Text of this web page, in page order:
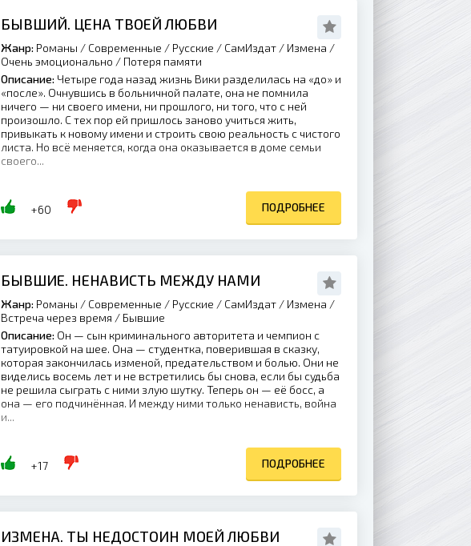
БЫВШИЙ. ЦЕНА ТВОЕЙ ЛЮБВИ
Жанр: Романы / Современные / Русские / СамИздат / Измена /
Очень эмоционально / Потеря памяти
Описание: Четыре года назад жизнь Вики разделилась на «до» и
«после». Очнувшись в больничной палате, она не помнила
ничего — ни своего имени, ни прошлого, ни того, что с ней
произошло. С тех пор ей пришлось заново учиться жить,
привыкать к новому имени и строить свою реальность с чистого
листа. Но всё меняется, когда она оказывается в доме семьи
своего...
+60 ПОДРОБНЕЕ
БЫВШИЕ. НЕНАВИСТЬ МЕЖДУ НАМИ
Жанр: Романы / Современные / Русские / СамИздат / Измена /
Встреча через время / Бывшие
Описание: Он — сын криминального авторитета и чемпион с
татуировкой на шее. Она — студентка, поверившая в сказку,
которая закончилась изменой, предательством и болью. Они не
виделись восемь лет и не встретились бы снова, если бы судьба
не решила сыграть с ними злую шутку. Теперь он — её босс, а
она — его подчинённая. И между ними только ненависть, война
и...
+17 ПОДРОБНЕЕ
ИЗМЕНА. ТЫ НЕДОСТОИН МОЕЙ ЛЮБВИ